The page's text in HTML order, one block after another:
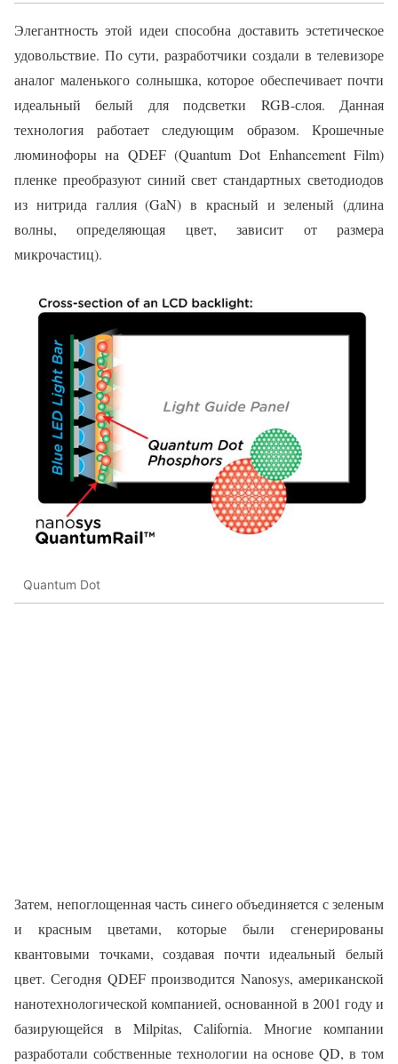
Элегантность этой идеи способна доставить эстетическое
удовольствие. По сути, разработчики создали в телевизоре
аналог маленького солнышка, которое обеспечивает почти
идеальный белый для подсветки RGB-слоя. Данная
технология работает следующим образом. Крошечные
люминофоры на QDEF (Quantum Dot Enhancement Film)
пленке преобразуют синий свет стандартных светодиодов
из нитрида галлия (GaN) в красный и зеленый (длина
волны, определяющая цвет, зависит от размера
микрочастиц).
Quantum Dot
Затем, непоглощенная часть синего объединяется с зеленым
и красным цветами, которые были сгенерированы
квантовыми точками, создавая почти идеальный белый
цвет. Сегодня QDEF производится Nanosys, американской
нанотехнологической компанией, основанной в 2001 году и
базирующейся в Milpitas, California. Многие компании
разработали собственные технологии на основе QD, в том